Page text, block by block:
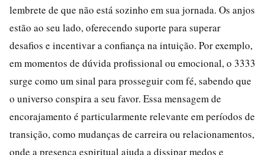
lembrete de que não está sozinho em sua jornada. Os anjos
estão ao seu lado, oferecendo suporte para superar
desafios e incentivar a confiança na intuição. Por exemplo,
em momentos de dúvida profissional ou emocional, o 3333
surge como um sinal para prosseguir com fé, sabendo que
o universo conspira a seu favor. Essa mensagem de
encorajamento é particularmente relevante em períodos de
transição, como mudanças de carreira ou relacionamentos,
onde a presença espiritual ajuda a dissipar medos e